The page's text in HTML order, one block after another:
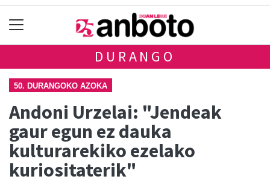
DURANGO
50. DURANGOKO AZOKA
Andoni Urzelai: "Jendeak
gaur egun ez dauka
kulturarekiko ezelako
kuriositaterik"